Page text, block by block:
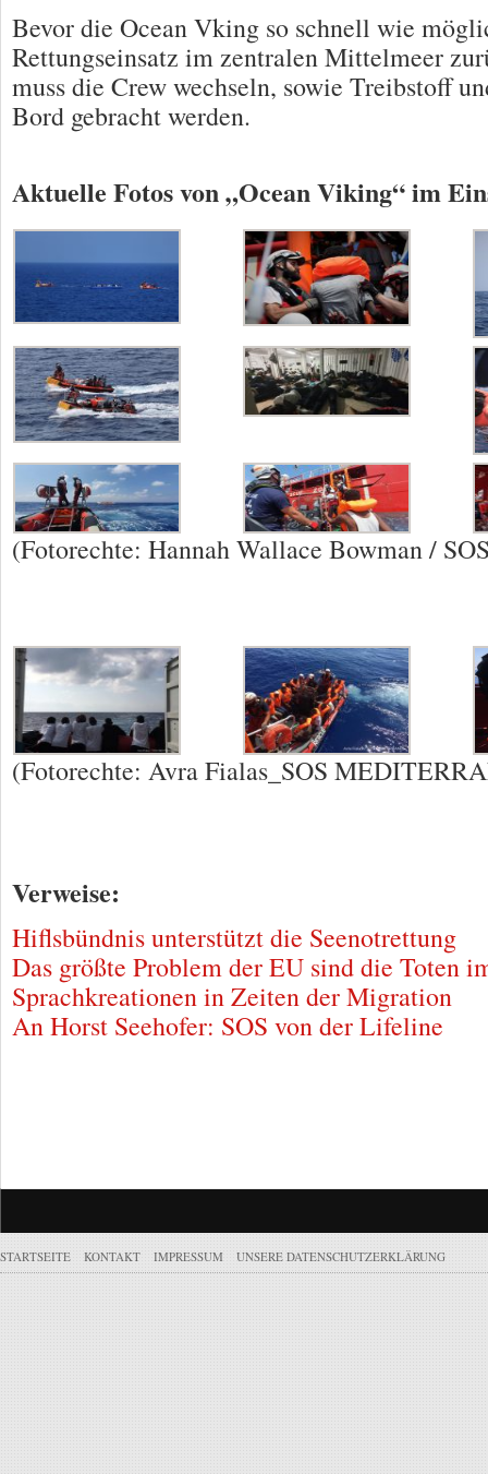
Bevor die Ocean Vking so schnell wie
Rettungseinsatz im zentralen Mittelmeer
muss die Crew wechseln, sowie Treibstoff
Bord gebracht werden.
Aktuelle Fotos von „Ocean Viking“ im
(Fotorechte: Hannah Wallace Bowman /
(Fotorechte: Avra Fialas_SOS
Verweise:
Hiflsbündnis unterstützt die Seenotrettung
Das größte Problem der EU sind die Toten
Sprachkreationen in Zeiten der Migration
An Horst Seehofer: SOS von der Lifeline
STARTSEITE KONTAKT IMPRESSUM UNSERE DATENSCHUTZERKLÄRUNG